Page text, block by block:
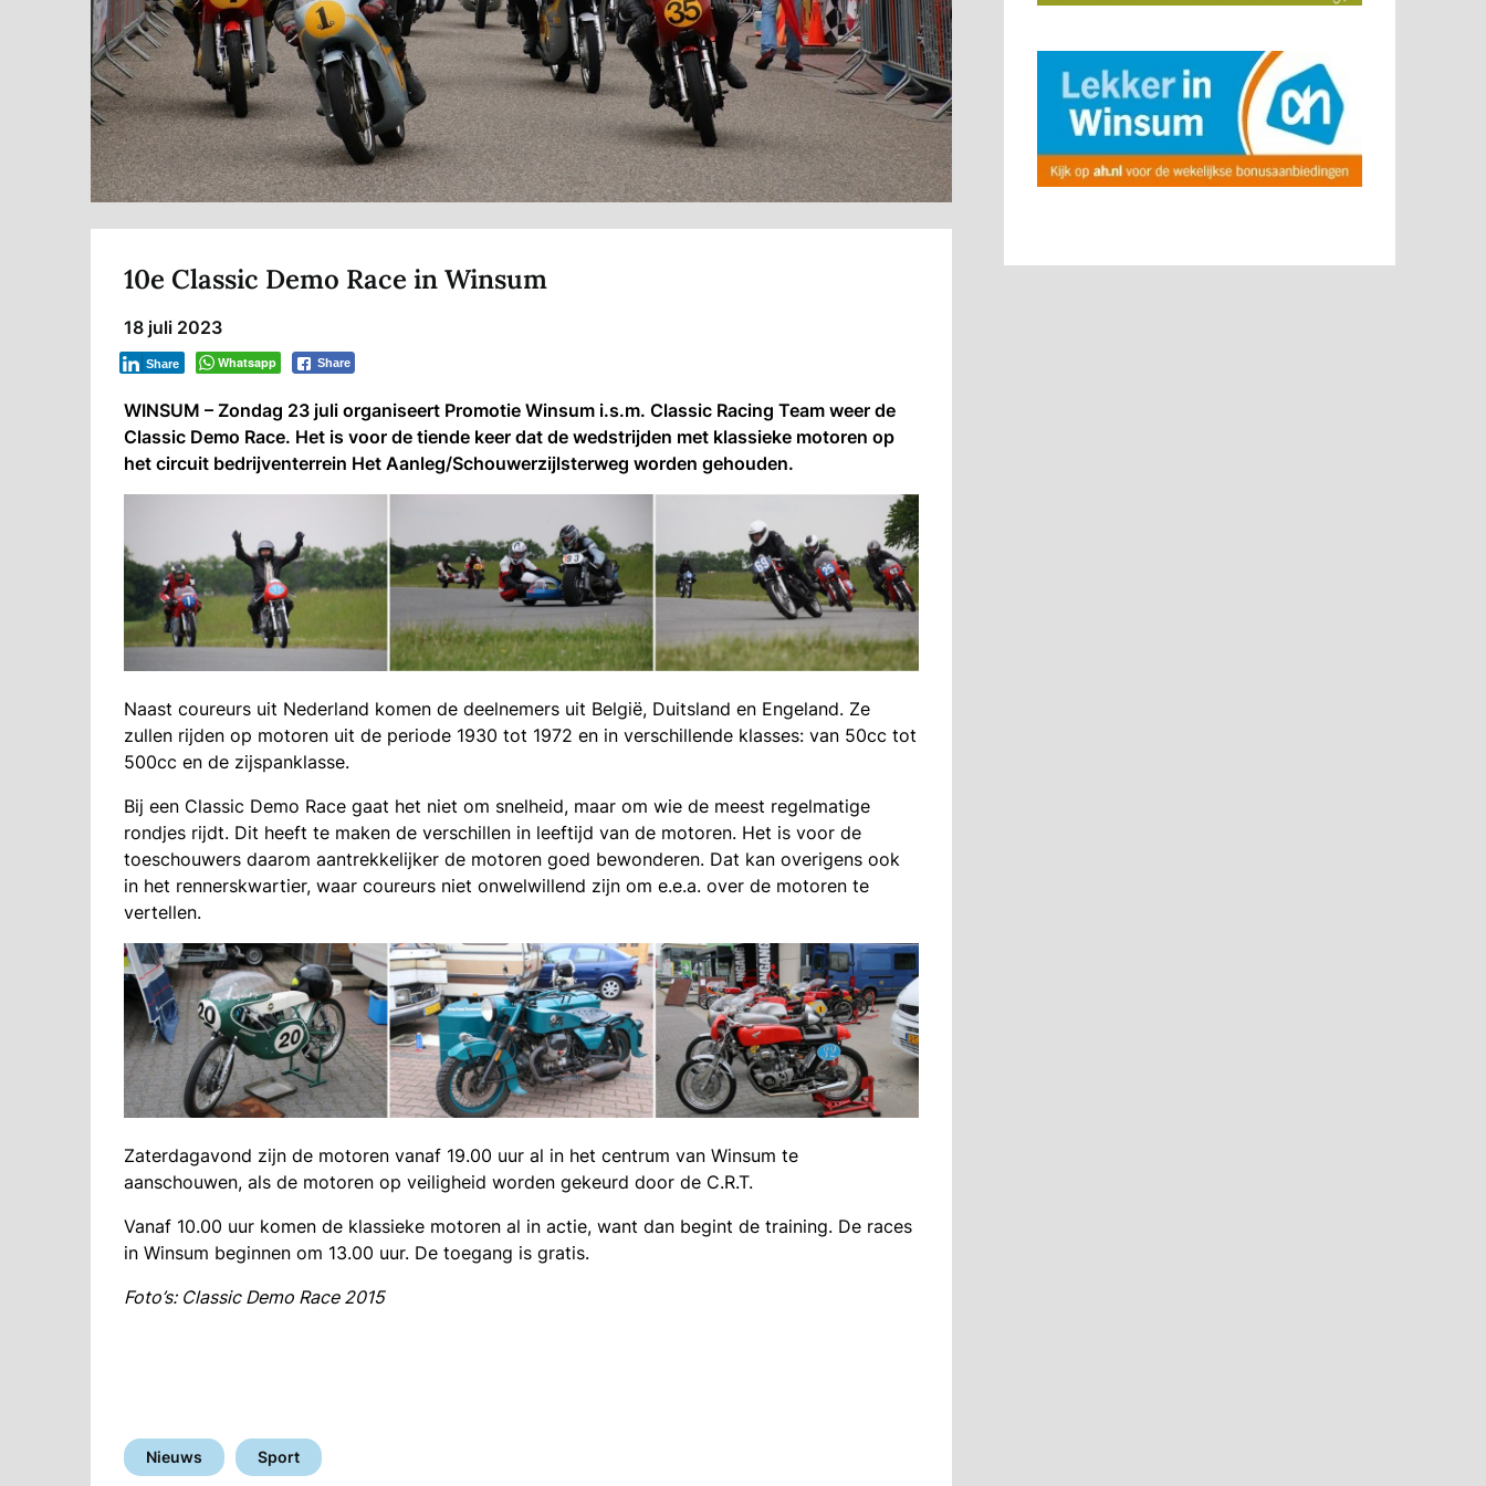
10e Classic Demo Race in Winsum
18 juli 2023
Whatsapp Share
Share
WINSUM – Zondag 23 juli organiseert Promotie Winsum i.s.m. Classic Racing Team weer de
Classic Demo Race. Het is voor de tiende keer dat de wedstrijden met klassieke motoren op
het circuit bedrijventerrein Het Aanleg/Schouwerzijlsterweg worden gehouden.
Naast coureurs uit Nederland komen de deelnemers uit België, Duitsland en Engeland. Ze
zullen rijden op motoren uit de periode 1930 tot 1972 en in verschillende klasses: van 50cc tot
500cc en de zijspanklasse.
Bij een Classic Demo Race gaat het niet om snelheid, maar om wie de meest regelmatige
rondjes rijdt. Dit heeft te maken de verschillen in leeftijd van de motoren. Het is voor de
toeschouwers daarom aantrekkelijker de motoren goed bewonderen. Dat kan overigens ook
in het rennerskwartier, waar coureurs niet onwelwillend zijn om e.e.a. over de motoren te
vertellen.
Zaterdagavond zijn de motoren vanaf 19.00 uur al in het centrum van Winsum te
aanschouwen, als de motoren op veiligheid worden gekeurd door de C.R.T.
Vanaf 10.00 uur komen de klassieke motoren al in actie, want dan begint de training. De races
in Winsum beginnen om 13.00 uur. De toegang is gratis.
Foto’s: Classic Demo Race 2015
Nieuws Sport